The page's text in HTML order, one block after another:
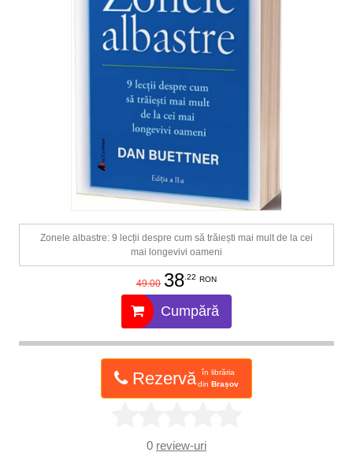
Zonele albastre: 9 lecții despre cum să trăiești mai mult de la cei
mai longevivi oameni
49.00 38.22 RON
Cumpără
Rezervă
în librăria
din Brașov
0 review-uri